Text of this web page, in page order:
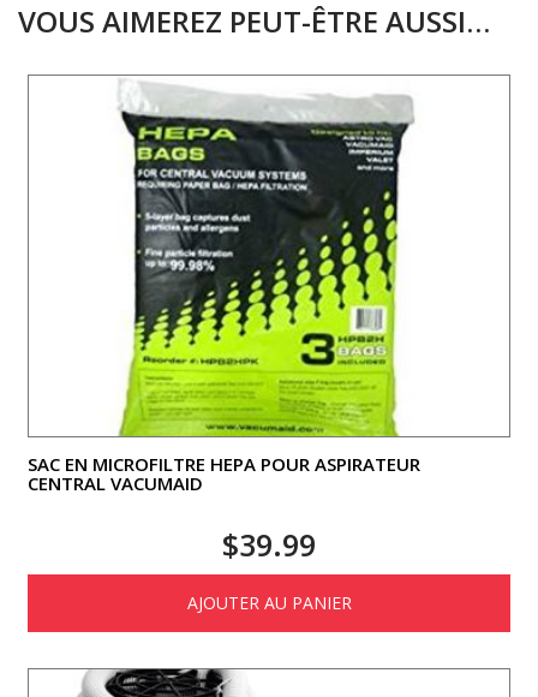
VOUS AIMEREZ PEUT-ÊTRE AUSSI…
SAC EN MICROFILTRE HEPA POUR ASPIRATEUR
CENTRAL VACUMAID
$39.99
AJOUTER AU PANIER